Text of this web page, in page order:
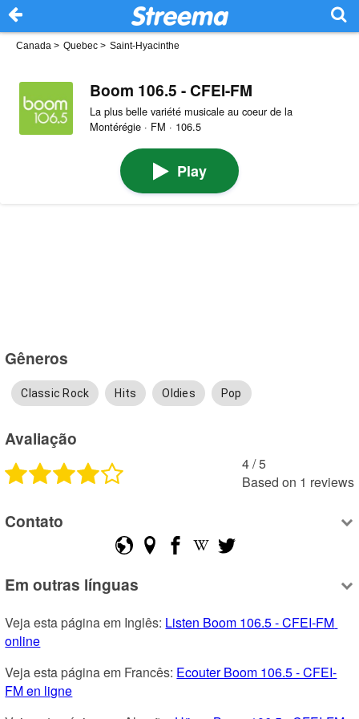
Canada > Quebec > Saint-Hyacinthe
Boom 106.5 - CFEI-FM
La plus belle variété musicale au coeur de la
Montérégie · FM · 106.5
Play
Gêneros
Classic Rock Hits Oldies Pop
Avaliação
4 /5
Based on 1 reviews
Contato
Em outras línguas
Veja esta página em Inglês: Listen Boom 106.5 - CFEI-FM
online
Veja esta página em Francês: Ecouter Boom 106.5 - CFEI-
FM en ligne